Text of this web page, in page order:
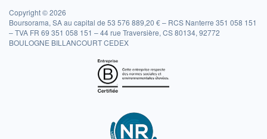
Copyright © 2026
Boursorama, SA au capital de 53 576 889,20 € – RCS Nanterre 351 058 151
– TVA FR 69 351 058 151 – 44 rue Traversière, CS 80134, 92772
BOULOGNE BILLANCOURT CEDEX